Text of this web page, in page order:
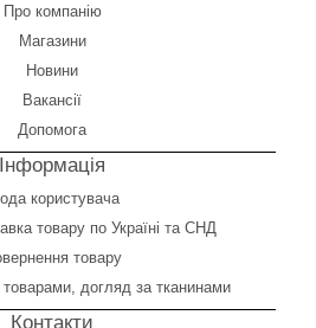
Про компанію
Магазини
Новини
Вакансії
Допомога
Інформація
користувача
товару по Україні та СНД
товару
догляд за тканинами
Контакти